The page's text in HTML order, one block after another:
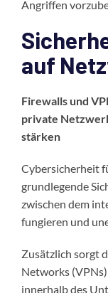
Angriffen
auf
Firewalls und
private
stärken
Cybersicherheit
grundlegende
zwischen dem
fungieren und
Zusätzlich sorgt
Networks
innerhalb des